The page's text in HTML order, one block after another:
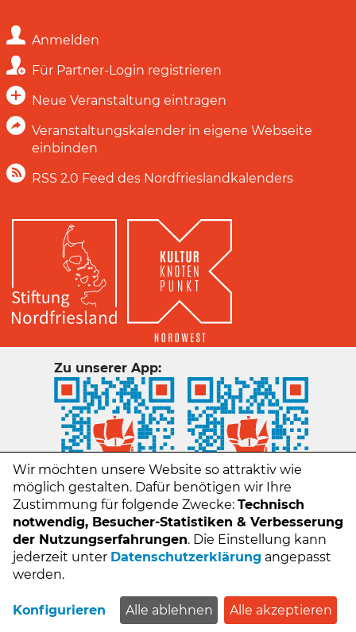
Anmelden
Für Partner-Login registrieren
Neue Veranstaltung eintragen
Veranstaltungskalender in eigene Webseite
einbinden
RSS 2.0 Feed des Nordfrieslandkalenders
Kontakt
Datenschutz
FAQs - Häufige Fragen
Zu unserer App:
Wir möchten unsere Website so attraktiv wie
möglich gestalten. Dafür benötigen wir Ihre
Zustimmung für folgende Zwecke: Technisch
notwendig, Besucher-Statistiken & Verbesserung
der Nutzungserfahrungen. Die Einstellung kann
jederzeit unter Datenschutzerklärung angepasst
werden.
Konfigurieren Alle ablehnen Alle akzeptieren